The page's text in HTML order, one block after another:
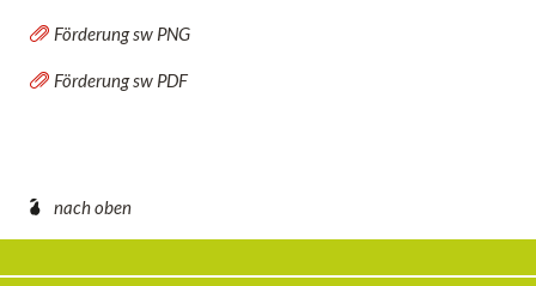
Förderung sw PNG
Förderung sw PDF
nach oben